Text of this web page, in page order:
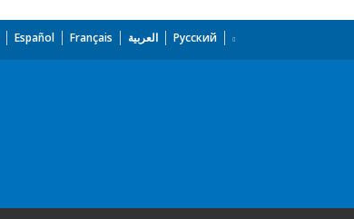
Español Français العربية Русский